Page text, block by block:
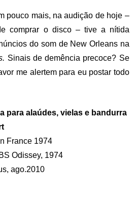
pouco mais, na audição de hoje –
comprar o disco – tive a nítida
do som de New Orleans na
Sinais de demência precoce? Se
me alertem para eu postar todo
para alaúdes, vielas e bandurra
France 1974
Odissey, 1974
ago.2010